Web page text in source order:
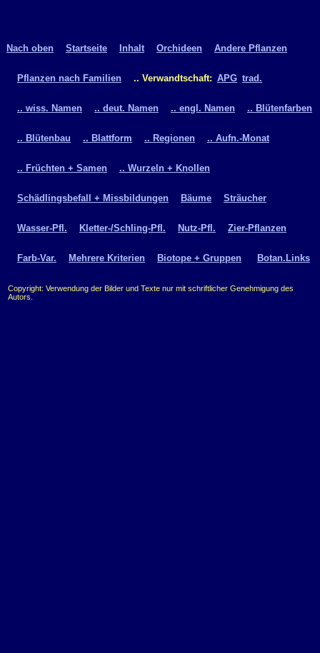
Nach oben Startseite Inhalt Orchideen Andere Pflanzen
Pflanzen nach Familien .. Verwandtschaft: APG trad.
.. wiss. Namen .. deut. Namen .. engl. Namen .. Blütenfarben
.. Blütenbau .. Blattform .. Regionen .. Aufn.-Monat
.. Früchten + Samen .. Wurzeln + Knollen
Schädlingsbefall + Missbildungen Bäume Sträucher
Wasser-Pfl. Kletter-/Schling-Pfl. Nutz-Pfl. Zier-Pflanzen
Farb-Var. Mehrere Kriterien Biotope + Gruppen Botan.Links
Copyright: Verwendung der Bilder und Texte nur mit schriftlicher Genehmigung des
Autors.